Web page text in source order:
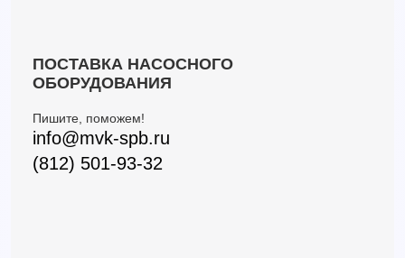
ПОСТАВКА НАСОСНОГО
ОБОРУДОВАНИЯ
Пишите, поможем!
info@mvk-spb.ru
(812) 501-93-32